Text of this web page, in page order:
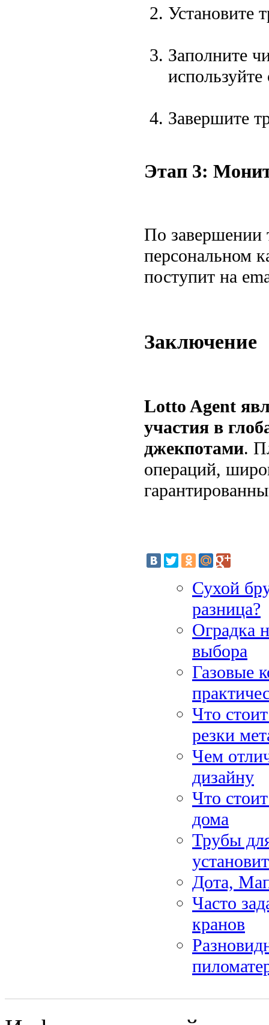
Установите
Заполните
Завершите
Этап 3:
По завершении
персональном
поступит на
Заключение
Lotto Agent
участия в
джекпотами.
операций,
Сухой
разница?
Оградка
выбора
Газовые
Что
резки
Чем
дизайну
Что
дома
Трубы
Дота,
Часто
кранов